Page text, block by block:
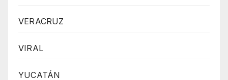
VERACRUZ
VIRAL
YUCATÁN